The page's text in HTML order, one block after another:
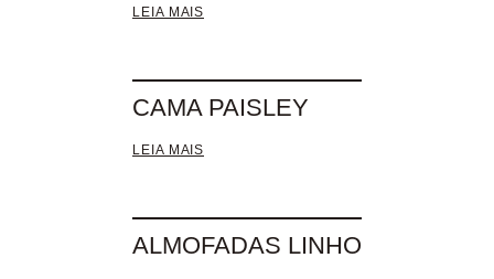
LEIA MAIS
CAMA PAISLEY
LEIA MAIS
ALMOFADAS LINHO